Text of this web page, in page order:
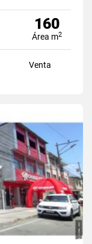
160
Área m2
Venta